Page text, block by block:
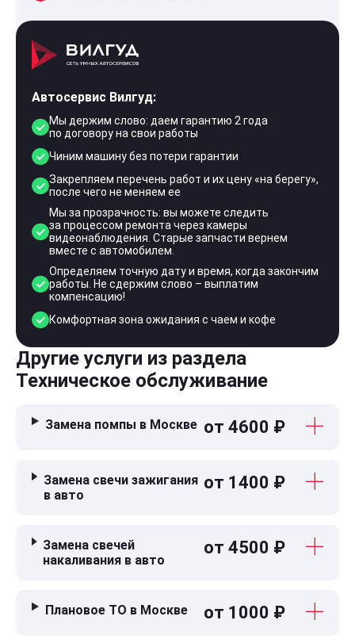
Автосервис Вилгуд:
Мы держим слово: даем гарантию 2 года
по договору на свои работы
Чиним машину без потери гарантии
Закрепляем перечень работ и их цену «на берегу»,
после чего не меняем ее
Мы за прозрачность: вы можете следить
за процессом ремонта через камеры
видеонаблюдения. Старые запчасти вернем
вместе с автомобилем.
Определяем точную дату и время, когда закончим
работы. Не сдержим слово – выплатим
компенсацию!
Комфортная зона ожидания с чаем и кофе
Другие услуги из раздела
Техническое обслуживание
Замена помпы в Москве от 4600 ₽
Замена свечи зажигания
в авто
от 1400 ₽
Замена свечей
накаливания в авто
от 4500 ₽
Плановое ТО в Москве от 1000 ₽